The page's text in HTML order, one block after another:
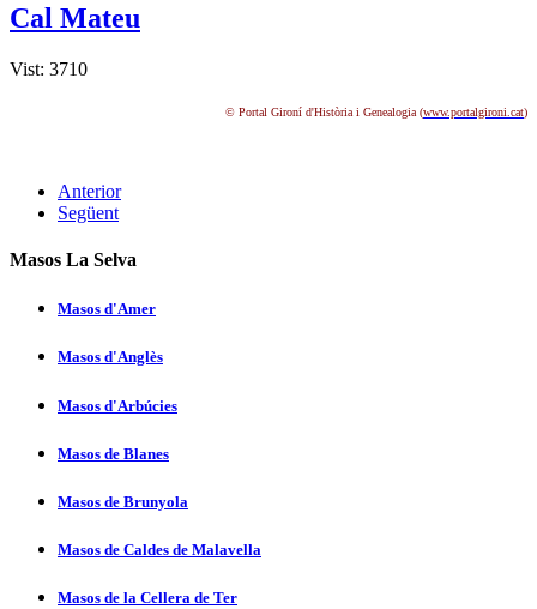
Cal Mateu
Vist: 3710
© Portal Gironí d'Història i Genealogia (www.portalgironi.cat)
Anterior
Següent
Masos La Selva
Masos d'Amer
Masos d'Anglès
Masos d'Arbúcies
Masos de Blanes
Masos de Brunyola
Masos de Caldes de Malavella
Masos de la Cellera de Ter